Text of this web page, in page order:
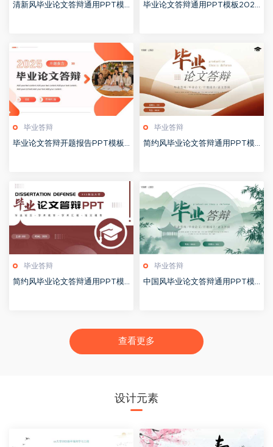
清新风毕业论文答辩通用PPT模
毕业论文答辩通用PPT模板2025
毕业答辩
毕业论文答辩开题报告PPT模板2
毕业答辩
简约风毕业论文答辩通用PPT模
毕业答辩
简约风毕业论文答辩通用PPT模
毕业答辩
中国风毕业论文答辩通用PPT模
查看更多
设计元素